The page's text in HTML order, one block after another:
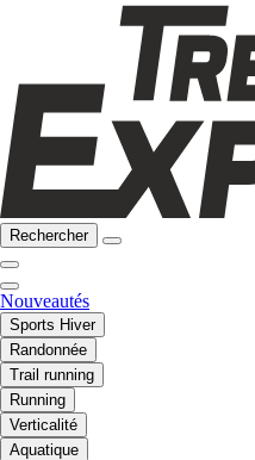
Rechercher
Nouveautés
Sports Hiver
Randonnée
Trail running
Running
Verticalité
Aquatique